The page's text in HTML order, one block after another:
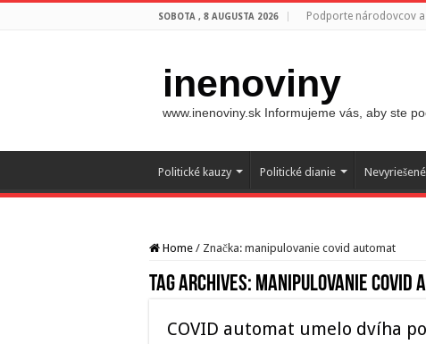
SOBOTA , 8 AUGUSTA 2026 Podporte národovcov
inenoviny
www.inenoviny.sk Informujeme vás, aby ste
Politické kauzy Politické dianie
Home / Značka: manipulovanie covid automat
Tag Archives: manipulovanie covid
COVID automat umelo dvíha